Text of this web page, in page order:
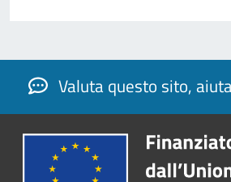
Valuta questo sito,